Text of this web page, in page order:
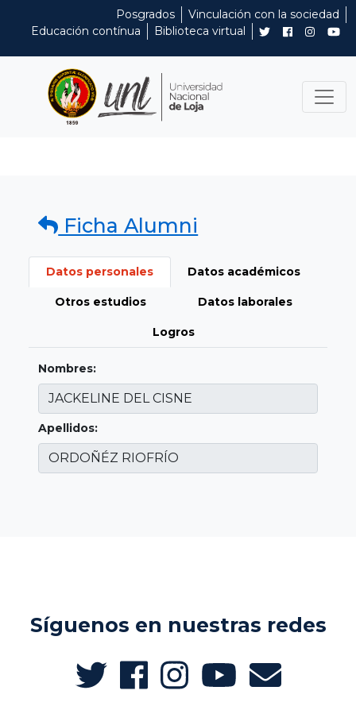
Posgrados
Vinculación con la sociedad
Educación contínua
Biblioteca virtual
Ficha Alumni
Datos personales Datos académicos
Otros estudios Datos laborales
Logros
Nombres:
Apellidos:
Síguenos en nuestras redes